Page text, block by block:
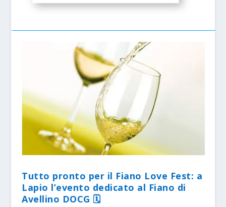
Tutto pronto per il Fiano Love Fest: a
Lapio l’evento dedicato al Fiano di
Avellino DOCG 🗓